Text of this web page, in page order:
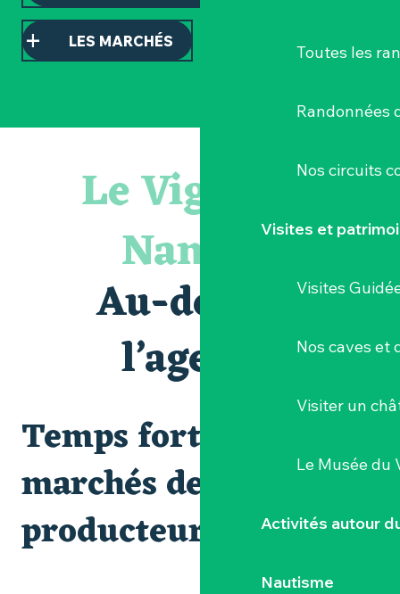
Toutes les
Randonnées
Nos circuits
Visites et
Visites
Nos caves et
Visiter un
Le Musée du
Activités autour
Nautisme
LES MARCHÉS
Les essentiels du Hellfest - Visite guidée du site
Visite guidée « Histoire d'un jardin pittoresque »
« Veduta, les palais oubliés d'Italie » Thomas Jorion
Le bleu dans tous ses états
Visites et dégustations
Sortie à pied de découverte du marais de Goulaine
Clisson gîte et couvert XIXe - XXe siècles
Vente de légumes bio
Le Vignoble
Nantais
Au-delà de
l’agenda
Temps forts et
marchés de
producteurs